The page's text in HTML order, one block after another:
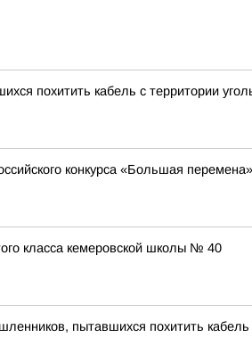
похитить кабель с территории
конкурса «Большая перемена»
класса кемеровской школы № 40
пытавшихся похитить кабель